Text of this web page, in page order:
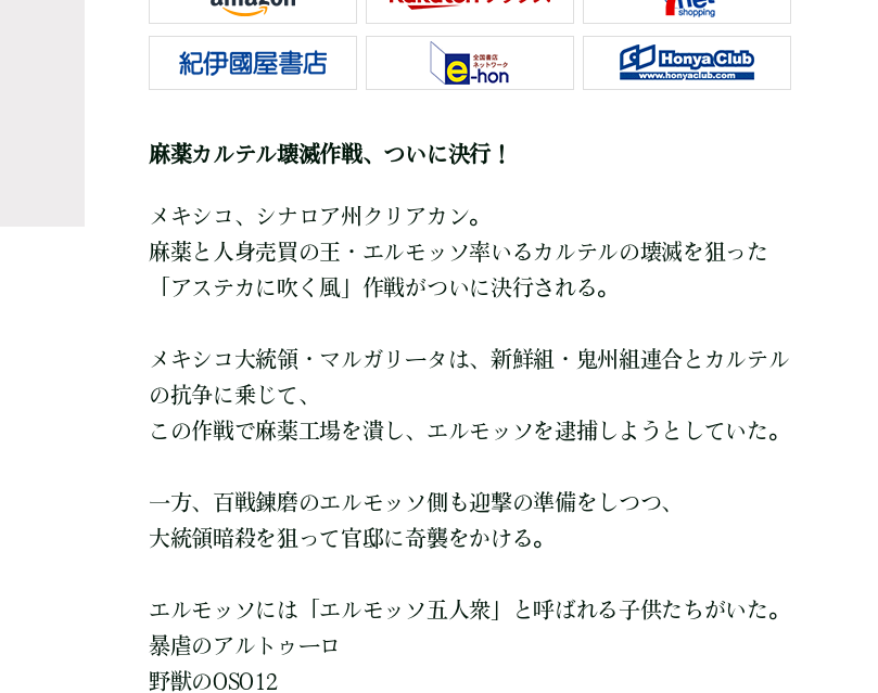
麻薬カルテル壊滅作戦、ついに決行！
メキシコ、シナロア州クリアカン。
麻薬と人身売買の王・エルモッソ率いるカルテルの壊滅を狙った
「アステカに吹く風」作戦がついに決行される。
メキシコ大統領・マルガリータは、新鮮組・鬼州組連合とカルテル
の抗争に乗じて、
この作戦で麻薬工場を潰し、エルモッソを逮捕しようとしていた。
一方、百戦錬磨のエルモッソ側も迎撃の準備をしつつ、
大統領暗殺を狙って官邸に奇襲をかける。
エルモッソには「エルモッソ五人衆」と呼ばれる子供たちがいた。
暴虐のアルトゥーロ
野獣のOSO12